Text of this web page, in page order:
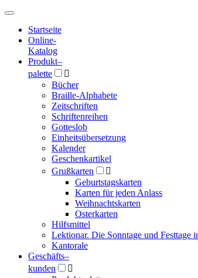
Hauptmenü
Hauptmenü
Startseite
Online-
Katalog
Produkt–
palette

Bücher
Braille-Alphabete
Zeitschriften
Schriftenreihen
Gotteslob
Einheitsübersetzung
Kalender
Geschenkartikel
Grußkarten

Geburtstagskarten
Karten für jeden Anlass
Weihnachtskarten
Osterkarten
Hilfsmittel
Lektionar. Die Sonntage und
Kantorale
Geschäfts­–
kunden
